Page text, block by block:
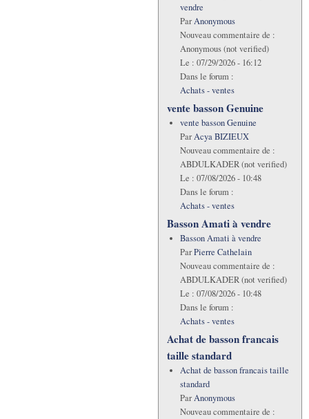
vendre
ParAnonymous
Nouveau commentaire de :
Anonymous (not verified)
Le : 07/29/2026 - 16:12
Dans le forum :
Achats - ventes
vente basson Genuine
vente basson Genuine
ParAcya BIZIEUX
Nouveau commentaire de :
ABDULKADER (not verified)
Le : 07/08/2026 - 10:48
Dans le forum :
Achats - ventes
Basson Amati à vendre
Basson Amati à vendre
ParPierre Cathelain
Nouveau commentaire de :
ABDULKADER (not verified)
Le : 07/08/2026 - 10:48
Dans le forum :
Achats - ventes
Achat de basson francais
taille standard
Achat de basson francais taille
standard
ParAnonymous
Nouveau commentaire de :